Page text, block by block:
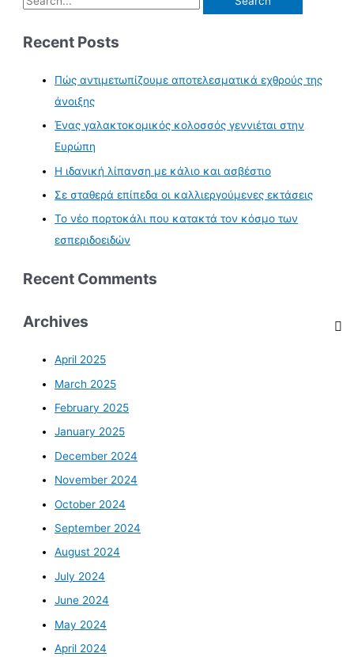
Recent Posts
Πώς αντιμετωπίζουμε αποτελεσματικά εχθρούς της
άνοιξης
Ένας γαλακτοκομικός κολοσσός γεννιέται στην
Ευρώπη
Η ιδανική λίπανση με κάλιο και ασβέστιο
Σε σταθερά επίπεδα οι καλλιεργούμενες εκτάσεις
Το νέο πορτοκάλι που κατακτά τον κόσμο των
εσπεριδοειδών
Recent Comments
Archives
April 2025
March 2025
February 2025
January 2025
December 2024
November 2024
October 2024
September 2024
August 2024
July 2024
June 2024
May 2024
April 2024